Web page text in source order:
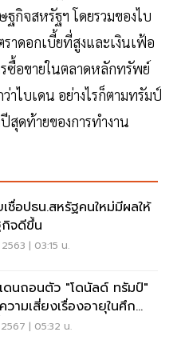
กิจสหรัฐฯ โดยรวมของไบ
าดอกเบี้ยที่สูงและเงินเฟ้อ
ซื้อขายในตลาดหลักทรัพย์
าไบเดน อย่างไรก็ตามทรัมป์
สุดท้ายของการทำงาน
ชื่อปธน.สหรัฐคนใหม่มีผลให้
กิจดีขึ้น
| 03:15 น.
เดนถอนตัว "โดนัลด์ ทรัมป์"
ามเสี่ยงเรื่องอายุในศึก
ง
| 05:32 น.